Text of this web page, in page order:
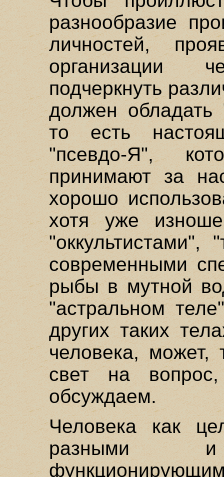
разнообразие
личностей,
организации
подчеркнуть
должен обладать
то есть
"псевдо-Я",
принимают за
хорошо
хотя уже
современными
рыбы в мутной
"астральном
других таких
человека,
свет на
обсуждаем.
Человека как
разными и